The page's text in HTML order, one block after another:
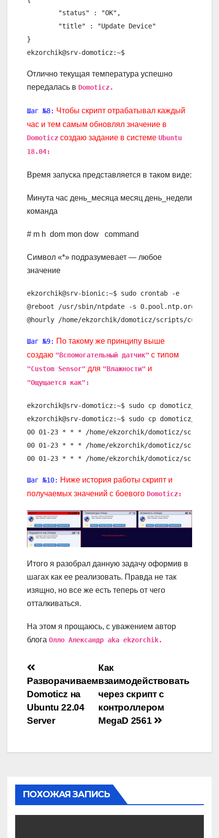
}
Отлично текущая температура успешно
передалась в Domoticz.
Шаг №8: Чтобы скрипт отрабатывал каждый
час и тем самым обновлял значение в
Domoticz создаю задание в системе Ubuntu
18.04:
Время запуска представляется в таком виде:
Минута час день_месяца месяц день_недели
команда
# m h dom mon dow command
Символ «*» подразумевает — любое
значение
ekzorchik@srv-bionic:~$ sudo crontab -e
@reboot /usr/sbin/ntpdate -s 0.pool.ntp.org > /
Шаг №9: По такому же принципу выше
создаю "Вспомогательный датчик" с типом
"Custom Sensor" для "Влажности" и
"Ощущается как":
ekzorchik@srv-domoticz:~$ sudo cp domoticz/
ekzorchik@srv-domoticz:~$ sudo cp domoticz/
00 01-23 * * * /home/ekzorchik/domoticz/scripts/
00 01-23 * * * /home/ekzorchik/domoticz/scripts/
Шаг №10: Ниже история работы скрипт и
получаемых значений с боевого Domoticz:
Итого я разобрал данную задачу оформив в
шагах как ее реализовать. Правда не так
изящно, но все же есть теперь от чего
отталкиваться.
На этом я прощаюсь, с уважением автор
блога Олло Александр aka ekzorchik.
Навигация
по
записям
Как
взаимодействовать
через скрипт с
контроллером
MegaD 2561
Разворачиваем
Domoticz на
Ubuntu 22.04
Server
ПОХОЖАЯ ЗАПИСЬ